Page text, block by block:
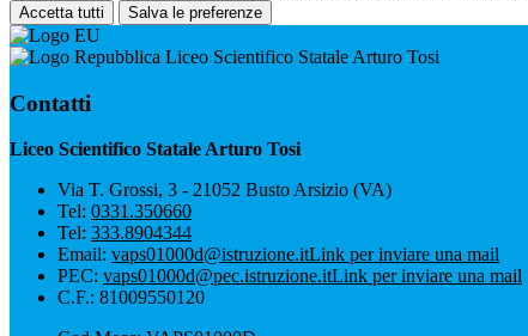
Accetta tutti Salva le preferenze
Liceo Scientifico Statale Arturo Tosi
Contatti
Liceo Scientifico Statale Arturo Tosi
Via T. Grossi, 3 - 21052 Busto Arsizio (VA)
Tel: 0331.350660
Tel: 333.8904344
Email: vaps01000d@istruzione.itLink per inviare una mail
PEC: vaps01000d@pec.istruzione.itLink per inviare una mail
C.F.: 81009550120